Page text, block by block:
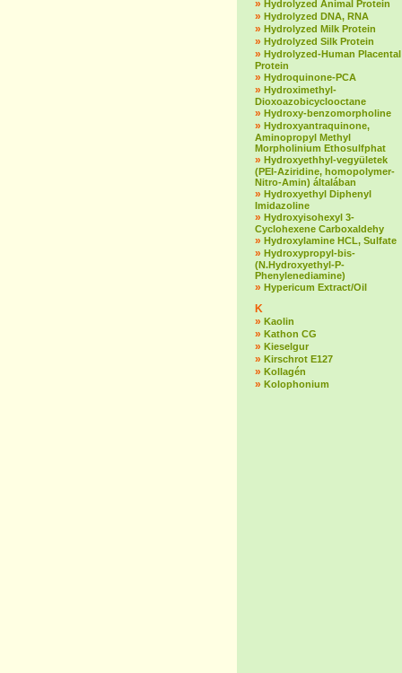
» Hydrolyzed Animal Protein
» Hydrolyzed DNA, RNA
» Hydrolyzed Milk Protein
» Hydrolyzed Silk Protein
» Hydrolyzed-Human Placental
Protein
» Hydroquinone-PCA
» Hydroximethyl-
Dioxoazobicyclooctane
» Hydroxy-benzomorpholine
» Hydroxyantraquinone,
Aminopropyl Methyl
Morpholinium Ethosulfphat
» Hydroxyethhyl-vegyületek
(PEI-Aziridine, homopolymer-
Nitro-Amin) általában
» Hydroxyethyl Diphenyl
Imidazoline
» Hydroxyisohexyl 3-
Cyclohexene Carboxaldehy
» Hydroxylamine HCL, Sulfate
» Hydroxypropyl-bis-
(N.Hydroxyethyl-P-
Phenylenediamine)
» Hypericum Extract/Oil
K
» Kaolin
» Kathon CG
» Kieselgur
» Kirschrot E127
» Kollagén
» Kolophonium